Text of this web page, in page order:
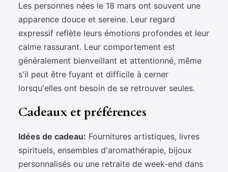
Les personnes nées le 18 mars ont souvent une
apparence douce et sereine. Leur regard
expressif reflète leurs émotions profondes et leur
calme rassurant. Leur comportement est
généralement bienveillant et attentionné, même
s'il peut être fuyant et difficile à cerner
lorsqu'elles ont besoin de se retrouver seules.
Cadeaux et préférences
Idées de cadeau: Fournitures artistiques, livres
spirituels, ensembles d'aromathérapie, bijoux
personnalisés ou une retraite de week-end dans